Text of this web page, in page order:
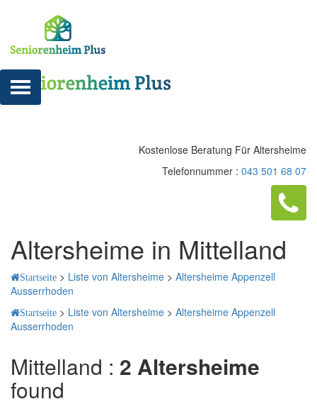
Kostenlose Beratung Für Altersheime
Telefonnummer : 043 501 68 07
Altersheime in Mittelland
Startseite > Liste von Altersheime > Altersheime Appenzell
Ausserrhoden
Startseite > Liste von Altersheime > Altersheime Appenzell
Ausserrhoden
Mittelland : 2 Altersheime
found